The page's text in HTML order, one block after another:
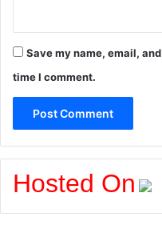
Save my name, email,
time I comment.
Hosted On